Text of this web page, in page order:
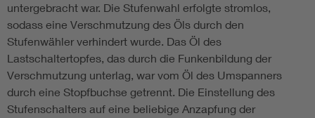
untergebracht war. Die Stufenwahl erfolgte stromlos,
sodass eine Verschmutzung des Öls durch den
Stufenwähler verhindert wurde. Das Öl des
Lastschaltertopfes, das durch die Funkenbildung der
Verschmutzung unterlag, war vom Öl des Umspanners
durch eine Stopfbuchse getrennt. Die Einstellung des
Stufenschalters auf eine beliebige Anzapfung der